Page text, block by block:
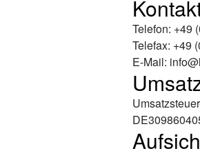
Telefon: +49
Telefax: +49
E-Mail: